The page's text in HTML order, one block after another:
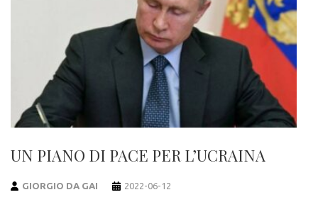
UN PIANO DI PACE PER L’UCRAINA
GIORGIO DA GAI 2022-06-12